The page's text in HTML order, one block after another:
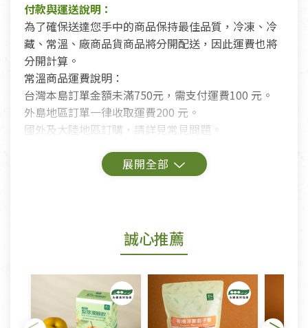
付款與運送說明：
為了確保送達您手中的商品保持最佳品質，冷凍、冷
藏、常溫、廠商品貨商品將分開配送，因此運費也將
分開計算。
常溫商品運費說明：
台灣本島訂單金額未滿750元，需支付運費100 元。
外島地區訂單一律收取運費200 元。
國外及大陸地區訂購，請詳見常見問題。
鑑賞期商品說明：
若您購買的商品有下列「不適用七天鑑賞期商品」情
形者，除商品瑕疵以外，恕不接受退換貨.
依消保法之規定提供該商品七天免費鑑賞期(含例假
日)的服務，原則上若商品未經使用或被汙損(除商品
瑕疵)，一般皆可申請退換貨。
誠心推薦